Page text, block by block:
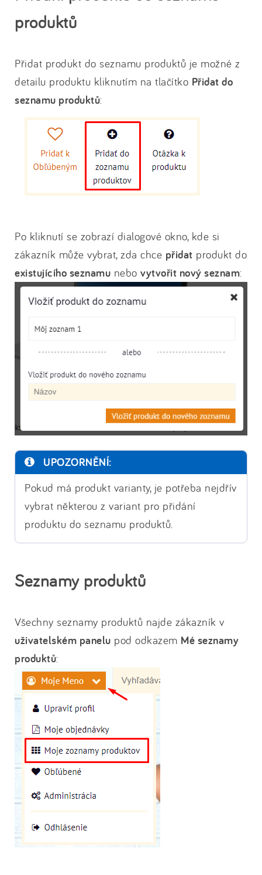
produktů
Přidat produkt do seznamu produktů je možné z
detailu produktu kliknutím na tlačítko Přidat do
seznamu produktů:
Po kliknutí se zobrazí dialogové okno, kde si
zákazník může vybrat, zda chce přidat produkt do
existujícího seznamu nebo vytvořit nový seznam:
UPOZORNĚNÍ:
Pokud má produkt varianty, je potřeba nejdřív
vybrat některou z variant pro přidání
produktu do seznamu produktů.
Seznamy produktů
Všechny seznamy produktů najde zákazník v
uživatelském panelu pod odkazem Mé seznamy
produktů: